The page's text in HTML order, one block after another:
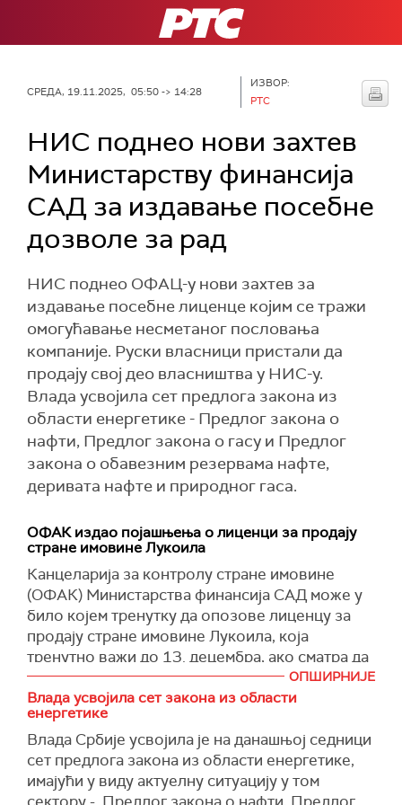
РТС
СРЕДА, 19.11.2025, 05:50 -> 14:28
ИЗВОР:
РТС
НИС поднео нови захтев
Министарству финансија
САД за издавање посебне
дозволе за рад
НИС поднео ОФАЦ-у нови захтев за
издавање посебне лиценце којим се тражи
омогућавање несметаног пословања
компаније. Руски власници пристали да
продају свој део власништва у НИС-у.
Влада усвојила сет предлога закона из
области енергетике - Предлог закона о
нафти, Предлог закона о гасу и Предлог
закона о обавезним резервама нафте,
деривата нафте и природног гаса.
ОФАК издао појашњења о лиценци за продају
стране имовине Лукоила
Канцеларија за контролу стране имовине
(ОФАК) Министарства финансија САД може у
било којем тренутку да опозове лиценцу за
продају стране имовине Лукоила, која
тренутно важи до 13. децембра, ако сматра да
нису уложени довољни напори за завршетак
трансакције.
Kако се наводи у објављеним појашњењима о
лиценци за продају стране имовине Лукоила,
дозвољава се вођење преговора о условима
потенцијалне продаје, правна, финансијска и
ОПШИРНИЈЕ
Влада усвојила сет закона из области
енергетике
Влада Србије усвојила је на данашњој седници
сет предлога закона из области енергетике,
имајући у виду актуелну ситуацију у том